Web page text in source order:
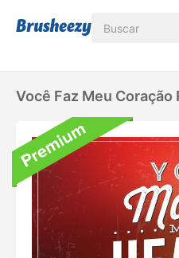
Você Faz Meu Coração